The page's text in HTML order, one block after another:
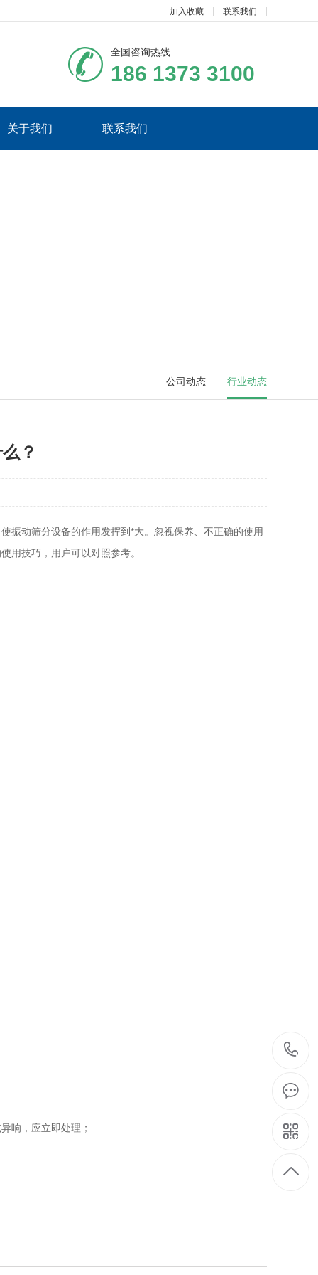
加入收藏 联系我们
全国咨询热线
186 1373 3100
关于我们 联系我们
公司动态 行业动态
？
振动筛分设备的作用发挥到*大。忽视保养、不正确的使用
用技巧，用户可以对照参考。
响，应立即处理；